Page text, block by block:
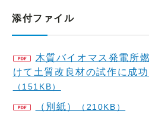
添付ファイル
木質バイオマス発電所
けて土質改良材の試作に成
（151KB）
（別紙） （210KB）